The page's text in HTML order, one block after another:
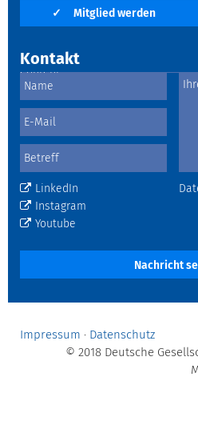
✓ Mitglied werden
Kontakt
LinkedIn
Instagram
Youtube
Nachricht
Impressum · Datenschutz
© 2018 Deutsche